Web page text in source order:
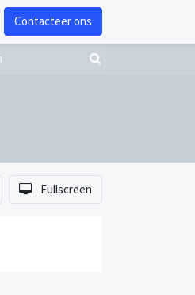
Contacteer ons
Fullscreen